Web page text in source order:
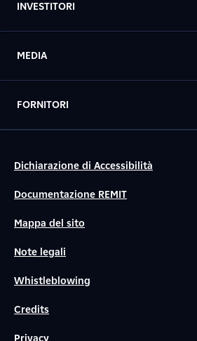
INVESTITORI
MEDIA
FORNITORI
Dichiarazione di Accessibilità
Documentazione REMIT
Mappa del sito
Note legali
Whistleblowing
Credits
Privacy